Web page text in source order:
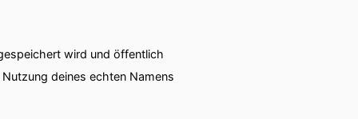
strahlen Podcast-
wird und öffentlich
deines echten Namens